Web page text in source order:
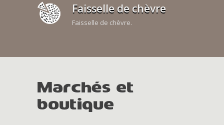
Faisselle de chèvre
Faisselle de chèvre.
Marchés et
boutique